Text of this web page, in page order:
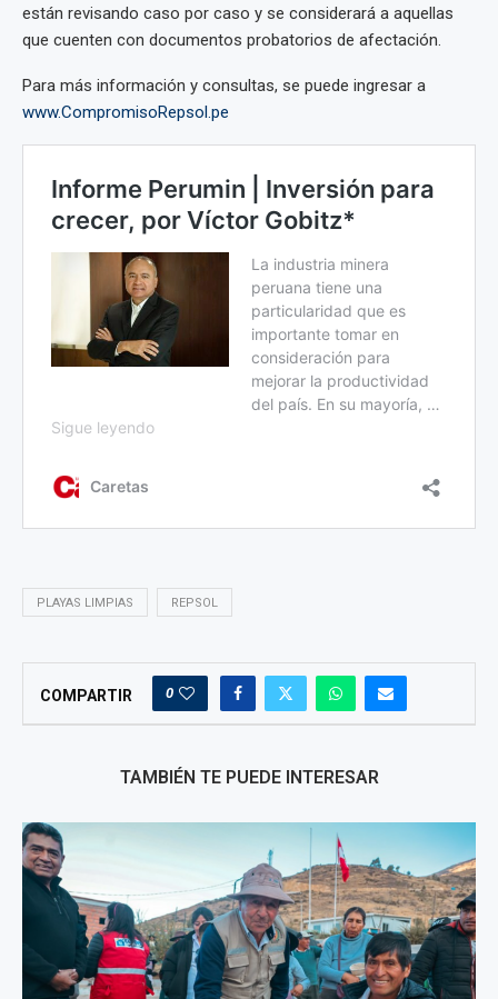
están revisando caso por caso y se considerará a aquellas
que cuenten con documentos probatorios de afectación.
Para más información y consultas, se puede ingresar a
www.CompromisoRepsol.pe
PLAYAS LIMPIAS REPSOL
COMPARTIR 0
TAMBIÉN TE PUEDE INTERESAR